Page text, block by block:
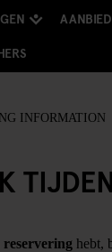
INFORMATION
reservering hebt,